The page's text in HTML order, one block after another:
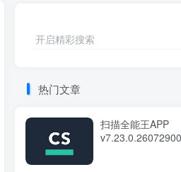
开启精彩搜索
热门文章
扫描全能王APP